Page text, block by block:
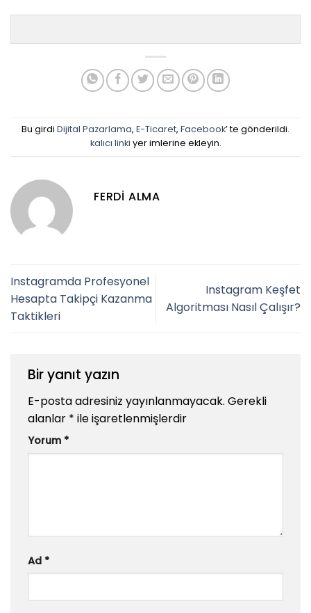
Bu girdi Dijital Pazarlama, E-Ticaret, Facebook’ te gönderildi.
kalıcı linki yer imlerine ekleyin.
FERDI ALMA
Instagramda Profesyonel
Hesapta Takipçi Kazanma
Taktikleri
Instagram Keşfet
Algoritması Nasıl Çalışır?
Bir yanıt yazın
E-posta adresiniz yayınlanmayacak. Gerekli
alanlar * ile işaretlenmişlerdir
Yorum *
Ad *